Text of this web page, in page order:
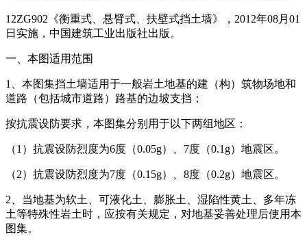
12ZG902《衡重式、悬臂式、扶壁式挡土墙》，2012年08月01
日实施，中国建筑工业出版社出版。
一、本图适用范围
1、本图集挡土墙适用于一般岩土地基的建（构）筑物场地和
道路（包括城市道路）路基的边坡支挡；
按抗震设防要求，本图集分别用于以下两组地区：
（1）抗震设防烈度为6度（0.05g）、7度（0.1g）地震区。
（2）抗震设防烈度为7度（0.15g）、8度（0.2g）地震区。
2、当地基为软土、可液化土、膨胀土、湿陷性黄土、多年冻
土等特殊性岩土时，应按有关规定，对地基妥善处理后使用本
图集。